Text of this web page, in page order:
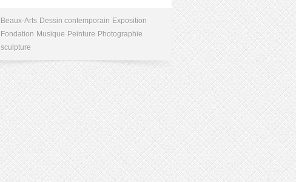
Beaux-Arts Dessin contemporain Exposition
Fondation Musique Peinture Photographie
sculpture